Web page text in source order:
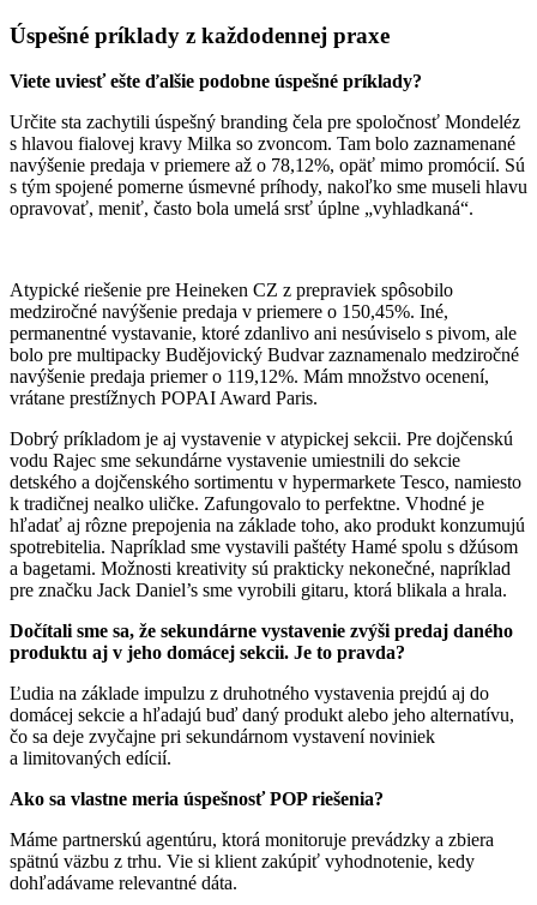
Úspešné príklady z každodennej praxe
Viete uviesť ešte ďalšie podobne úspešné príklady?
Určite sta zachytili úspešný branding čela pre spoločnosť Mondeléz
s hlavou fialovej kravy Milka so zvoncom. Tam bolo zaznamenané
navýšenie predaja v priemere až o 78,12%, opäť mimo promócií. Sú
s tým spojené pomerne úsmevné príhody, nakoľko sme museli hlavu
opravovať, meniť, často bola umelá srsť úplne „vyhladkaná“.
Atypické riešenie pre Heineken CZ z prepraviek spôsobilo
medziročné navýšenie predaja v priemere o 150,45%. Iné,
permanentné vystavanie, ktoré zdanlivo ani nesúviselo s pivom, ale
bolo pre multipacky Budějovický Budvar zaznamenalo medziročné
navýšenie predaja priemer o 119,12%. Mám množstvo ocenení,
vrátane prestížnych POPAI Award Paris.
Dobrý príkladom je aj vystavenie v atypickej sekcii. Pre dojčenskú
vodu Rajec sme sekundárne vystavenie umiestnili do sekcie
detského a dojčenského sortimentu v hypermarkete Tesco, namiesto
k tradičnej nealko uličke. Zafungovalo to perfektne. Vhodné je
hľadať aj rôzne prepojenia na základe toho, ako produkt konzumujú
spotrebitelia. Napríklad sme vystavili paštéty Hamé spolu s džúsom
a bagetami. Možnosti kreativity sú prakticky nekonečné, napríklad
pre značku Jack Daniel’s sme vyrobili gitaru, ktorá blikala a hrala.
Dočítali sme sa, že sekundárne vystavenie zvýši predaj daného
produktu aj v jeho domácej sekcii. Je to pravda?
Ľudia na základe impulzu z druhotného vystavenia prejdú aj do
domácej sekcie a hľadajú buď daný produkt alebo jeho alternatívu,
čo sa deje zvyčajne pri sekundárnom vystavení noviniek
a limitovaných edícií.
Ako sa vlastne meria úspešnosť POP riešenia?
Máme partnerskú agentúru, ktorá monitoruje prevádzky a zbiera
spätnú väzbu z trhu. Vie si klient zakúpiť vyhodnotenie, kedy
dohľadávame relevantné dáta.